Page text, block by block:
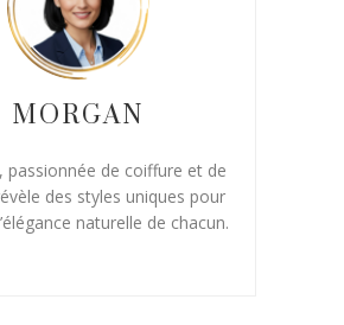
MORGAN
passionnée de coiffure et de
des styles uniques pour
naturelle de chacun.